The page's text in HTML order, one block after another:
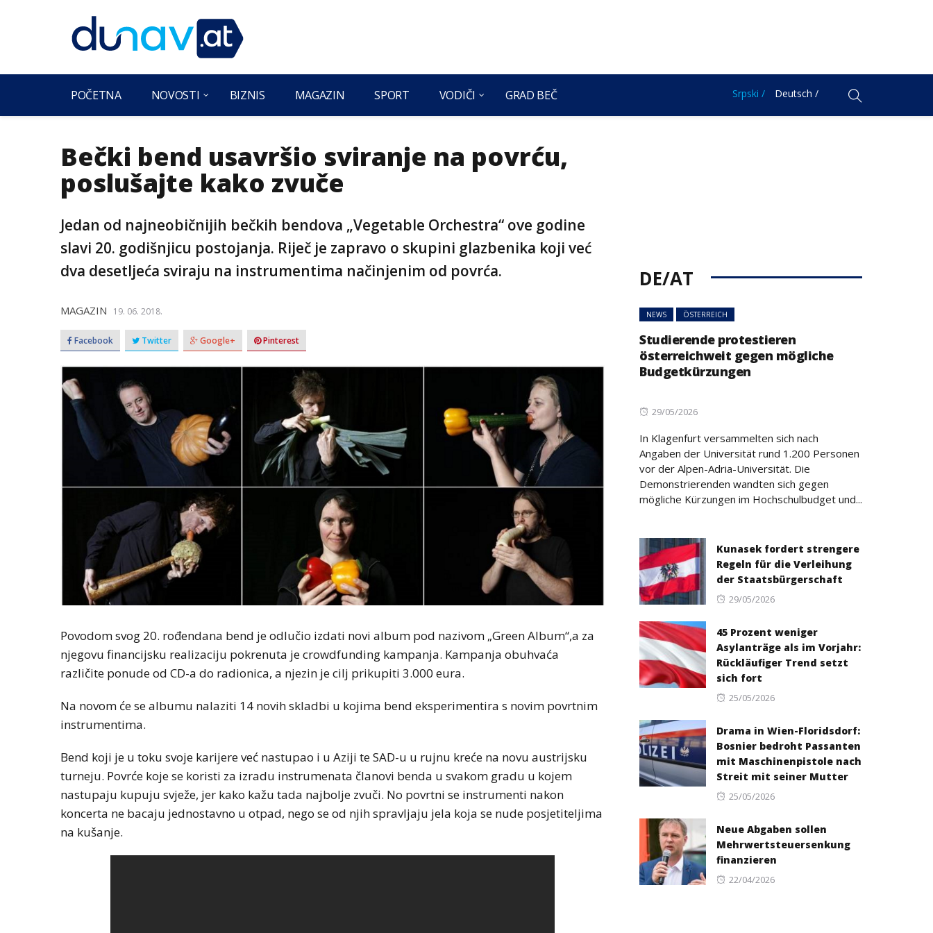
POČETNA NOVOSTI BIZNIS MAGAZIN SPORT VODIČI GRAD BEČ Srpski / Deutsch /
Bečki bend usavršio sviranje na povrću,
poslušajte kako zvuče
Jedan od najneobičnijih bečkih bendova „Vegetable Orchestra“ ove godine
slavi 20. godišnjicu postojanja. Riječ je zapravo o skupini glazbenika koji već
dva desetljeća sviraju na instrumentima načinjenim od povrća.
MAGAZIN 19. 06. 2018.
Facebook Twitter Google+ Pinterest
Povodom svog 20. rođendana bend je odlučio izdati novi album pod nazivom „Green Album“,a za
njegovu financijsku realizaciju pokrenuta je crowdfunding kampanja. Kampanja obuhvaća
različite ponude od CD-a do radionica, a njezin je cilj prikupiti 3.000 eura.
Na novom će se albumu nalaziti 14 novih skladbi u kojima bend eksperimentira s novim povrtnim
instrumentima.
Bend koji je u toku svoje karijere već nastupao i u Aziji te SAD-u u rujnu kreće na novu austrijsku
turneju. Povrće koje se koristi za izradu instrumenata članovi benda u svakom gradu u kojem
nastupaju kupuju svježe, jer kako kažu tada najbolje zvuči. No povrtni se instrumenti nakon
koncerta ne bacaju jednostavno u otpad, nego se od njih spravljaju jela koja se nude posjetiteljima
na kušanje.
DE/AT
NEWS ÖSTERREICH
Studierende protestieren
österreichweit gegen mögliche
Budgetkürzungen
Posted
29/05/2026
In Klagenfurt versammelten sich nach
Angaben der Universität rund 1.200 Personen
vor der Alpen-Adria-Universität. Die
Demonstrierenden wandten sich gegen
mögliche Kürzungen im Hochschulbudget und...
Kunasek fordert strengere
Regeln für die Verleihung
der Staatsbürgerschaft
Posted
29/05/2026
45 Prozent weniger
Asylanträge als im Vorjahr:
Rückläufiger Trend setzt
sich fort
Posted
25/05/2026
Drama in Wien-Floridsdorf:
Bosnier bedroht Passanten
mit Maschinenpistole nach
Streit mit seiner Mutter
Posted
25/05/2026
Neue Abgaben sollen
Mehrwertsteuersenkung
finanzieren
Posted
22/04/2026